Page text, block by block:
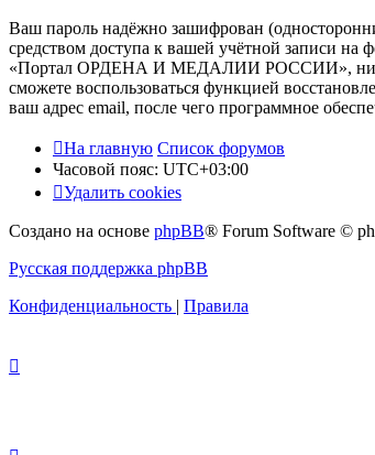
Ваш пароль надёжно зашифрован
средством доступа к вашей учётной записи
«Портал ОРДЕНА И МЕДАЛИИ РОССИИ», ни
сможете воспользоваться функцией
ваш адрес email, после чего программное
На главную Список форумов
Часовой пояс: UTC+03:00
Удалить cookies
Создано на основе phpBB® Forum Software ©
Русская поддержка phpBB
Конфиденциальность | Правила